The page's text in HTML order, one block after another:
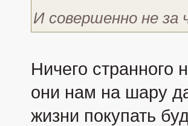
И совершенно не
Ничего странного
они нам на шару
жизни покупать